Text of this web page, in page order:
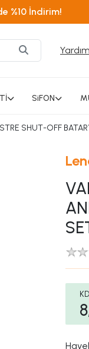
%10 İndirim!
Yardım
SiFON
SHUT-OFF